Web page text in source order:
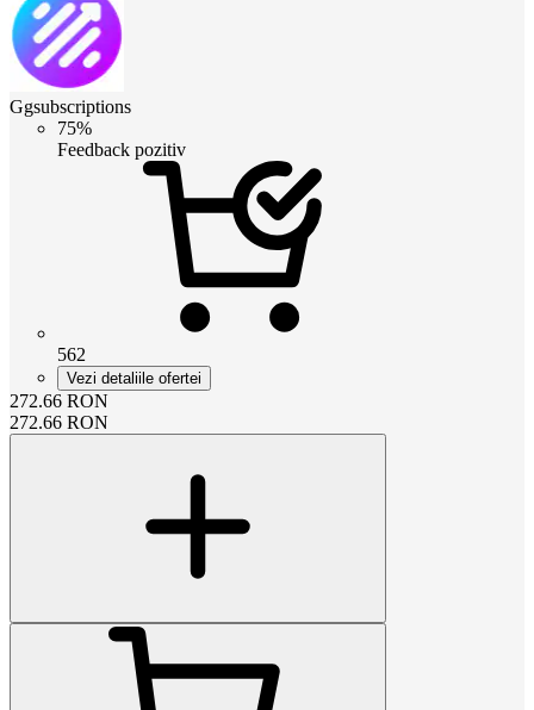
Ggsubscriptions
75%
Feedback pozitiv
562
Vezi detaliile ofertei
272.66 RON
272.66 RON